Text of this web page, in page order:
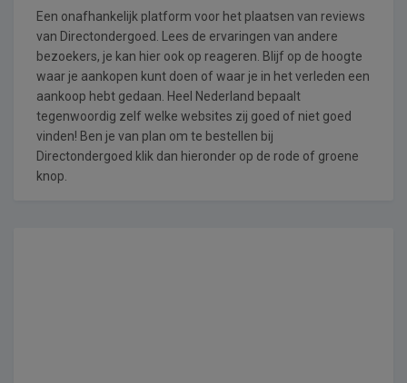
Een onafhankelijk platform voor het plaatsen van reviews
van Directondergoed. Lees de ervaringen van andere
bezoekers, je kan hier ook op reageren. Blijf op de hoogte
waar je aankopen kunt doen of waar je in het verleden een
aankoop hebt gedaan. Heel Nederland bepaalt
tegenwoordig zelf welke websites zij goed of niet goed
vinden! Ben je van plan om te bestellen bij
Directondergoed klik dan hieronder op de rode of groene
knop.